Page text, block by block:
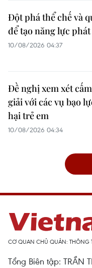
Đột phá thể chế và
để tạo năng lực
10/08/2026 04:37
Đề nghị xem xét
giải với các vụ bạo
hại trẻ em
10/08/2026 04:34
CƠ QUAN CHỦ QUẢN: THÔNG
Tổng Biên tập: TRẦN